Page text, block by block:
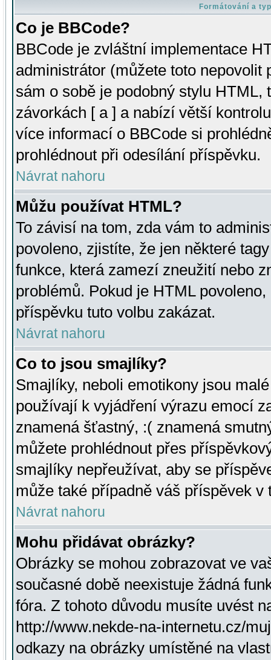
Formátování a
Co je BBCode?
BBCode je zvláštní implementace
administrátor (můžete toto
sám o sobě je podobný stylu HTML,
závorkách [ a ] a nabízí větší
více informací o BBCode si
prohlédnout při odesílání příspěvku.
Návrat nahoru
Můžu používat HTML?
To závisí na tom, zda vám to
povoleno, zjistíte, že jen některé
funkce, která zamezí zneužití nebo
problémů. Pokud je HTML
příspěvku tuto volbu zakázat.
Návrat nahoru
Co to jsou smajlíky?
Smajlíky, neboli emotikony jsou
používají k vyjádření výrazu emocí
znamená šťastný, :( znamená
můžete prohlédnout přes
smajlíky nepřeužívat, aby se
může také případně váš příspěvek v
Návrat nahoru
Mohu přidávat obrázky?
Obrázky se mohou zobrazovat ve
současné době neexistuje žádná
fóra. Z tohoto důvodu musíte uvést
http://www.nekde-na-internetu.cz/
odkazy na obrázky umístěné na